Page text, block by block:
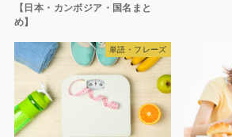
【日本・カンボジア・国名まと
め】
単語・フレーズ